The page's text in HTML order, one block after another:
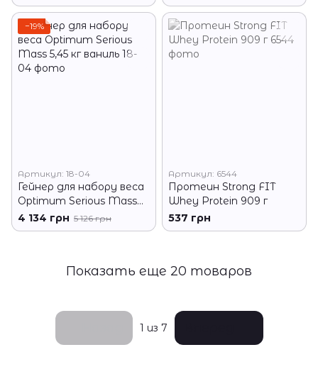
−19%
Артикул: 18-04
Гейнер для набору веса
Optimum Serious Mass
5,45 кг ваниль
4 134 грн 5 126 грн
Артикул: 6544
Протеин Strong FIT
Whey Protein 909 г
537 грн
Показать еще 20 товаров
1 из 7